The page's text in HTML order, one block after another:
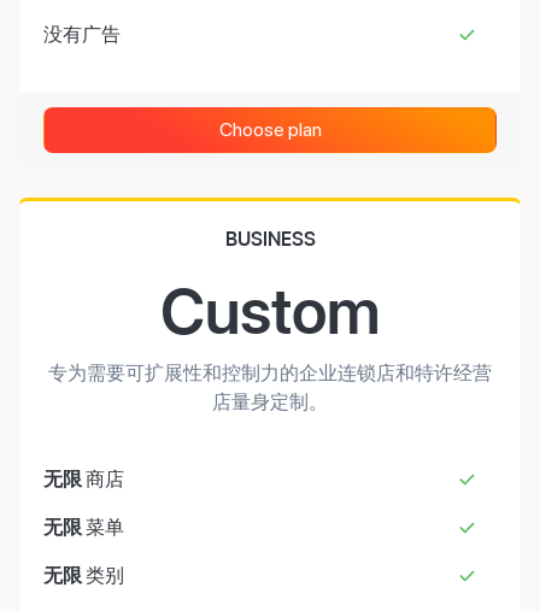
没有广告
Choose plan
BUSINESS
Custom
专为需要可扩展性和控制力的企业连锁店和特许经营
店量身定制。
无限商店
无限菜单
无限类别